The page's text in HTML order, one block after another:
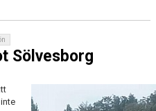
Sölvesborg